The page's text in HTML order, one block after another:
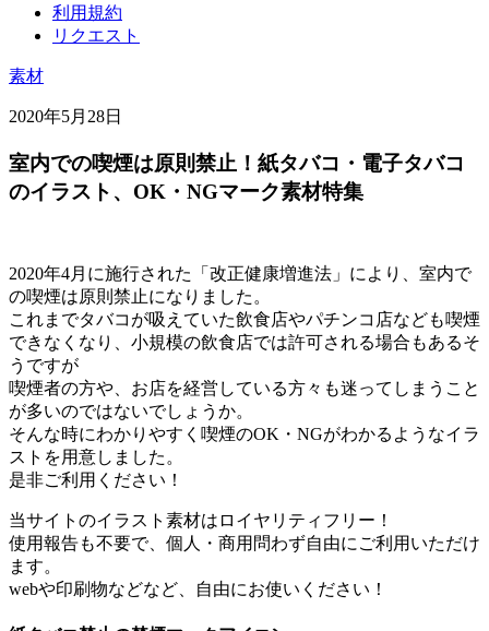
利用規約
リクエスト
素材
2020年5月28日
室内での喫煙は原則禁止！紙タバコ・電子タバコ
のイラスト、OK・NGマーク素材特集
2020年4月に施行された「改正健康増進法」により、室内で
の喫煙は原則禁止になりました。
これまでタバコが吸えていた飲食店やパチンコ店なども喫煙
できなくなり、小規模の飲食店では許可される場合もあるそ
うですが
喫煙者の方や、お店を経営している方々も迷ってしまうこと
が多いのではないでしょうか。
そんな時にわかりやすく喫煙のOK・NGがわかるようなイラ
ストを用意しました。
是非ご利用ください！
当サイトのイラスト素材はロイヤリティフリー！
使用報告も不要で、個人・商用問わず自由にご利用いただけ
ます。
webや印刷物などなど、自由にお使いください！